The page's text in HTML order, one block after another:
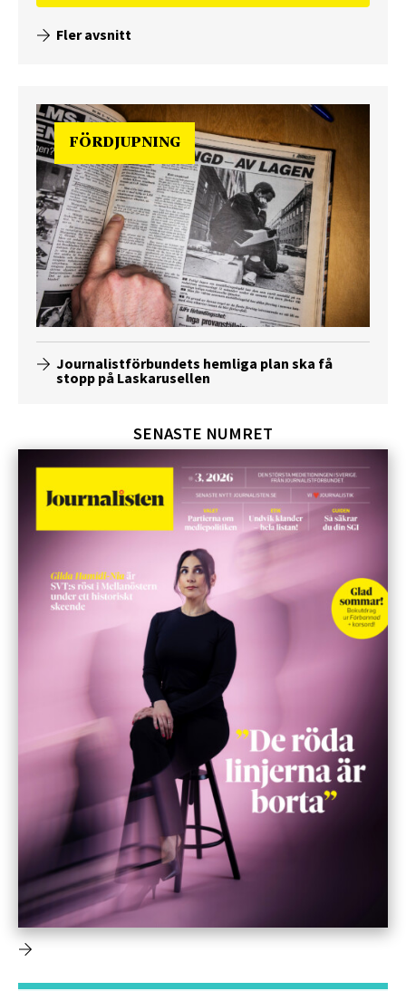
Fler avsnitt
FÖRDJUPNING
Journalistförbundets hemliga plan ska få
stopp på Laskarusellen
SENASTE NUMRET